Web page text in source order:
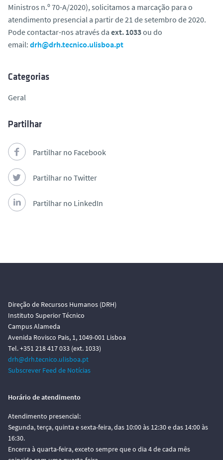
Ministros n.º 70-A/2020), solicitamos a marcação para o
atendimento presencial a partir de 21 de setembro de 2020.
Pode contactar-nos através da ext. 1033ou do
email: drh@drh.tecnico.ulisboa.pt
Categorias
Geral
Partilhar
Partilhar no Facebook
Partilhar no Twitter
Partilhar no LinkedIn
Direção de Recursos Humanos (DRH)
Instituto Superior Técnico
Campus Alameda
Avenida Rovisco Pais, 1, 1049-001 Lisboa
Tel. +351 218 417 033 (ext. 1033)
drh@drh.tecnico.ulisboa.pt
Subscrever Feed de Notícias
Horário de atendimento
Atendimento presencial:
Segunda, terça, quinta e sexta-feira, das 10:00 às 12:30 e das 14:00 às
16:30.
Encerra à quarta-feira, exceto sempre que o dia 4 de cada mês